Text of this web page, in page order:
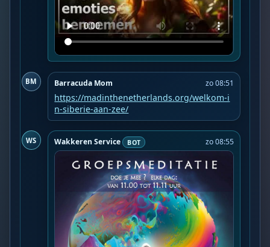
BM Barracuda Mom zo 08:51
https://madinthenetherlands.org/welkom-i
n-siberie-aan-zee/
WS Wakkeren Service BOT zo 08:55